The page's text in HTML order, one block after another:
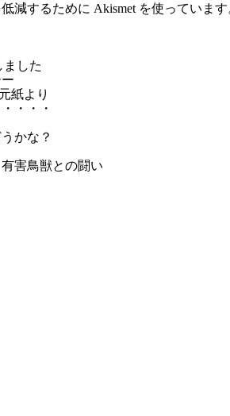
減するために Akismet を使っていま
ました
紙より
・・・
かな？
害鳥獣との闘い